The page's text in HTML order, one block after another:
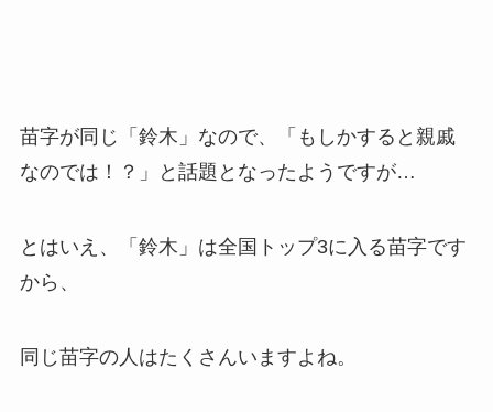
苗字が同じ「鈴木」なので、「もしかすると親戚
なのでは！？」と話題となったようですが…
とはいえ、「鈴木」は全国トップ3に入る苗字です
から、
同じ苗字の人はたくさんいますよね。